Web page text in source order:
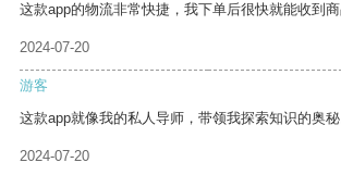
这款app的物流非常快捷，我下单后很快就能收到商
2024-07-20
游客
这款app就像我的私人导师，带领我探索知识的奥秘
2024-07-20